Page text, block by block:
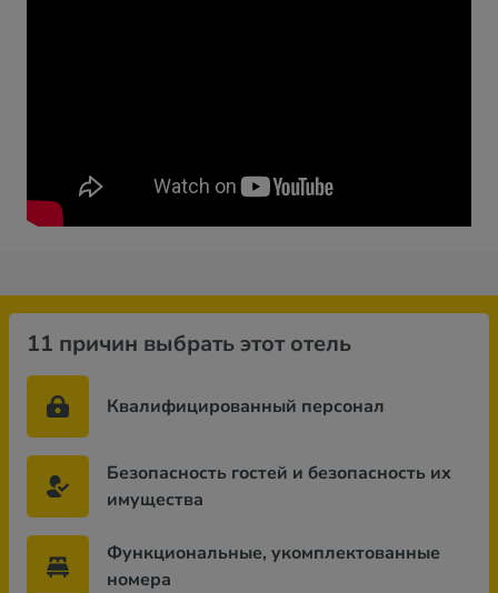
11 причин выбрать этот отель
Квалифицированный персонал
Безопасность гостей и безопасность их
имущества
Функциональные, укомплектованные
номера